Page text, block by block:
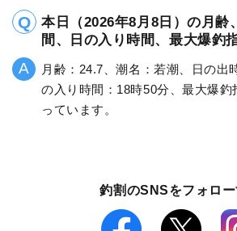
本日（2026年8月8日）の月齢
間、日の入り時間、最大爆釣
月齢：24.7、潮名：若潮、日の出
の入り時間：18時50分、最大爆釣
っています。
釣割のSNSをフォロ